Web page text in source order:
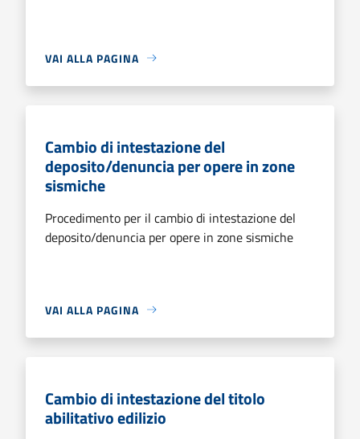
VAI ALLA PAGINA
Cambio di intestazione del
deposito/denuncia per opere in zone
sismiche
Procedimento per il cambio di intestazione del
deposito/denuncia per opere in zone sismiche
VAI ALLA PAGINA
Cambio di intestazione del titolo
abilitativo edilizio